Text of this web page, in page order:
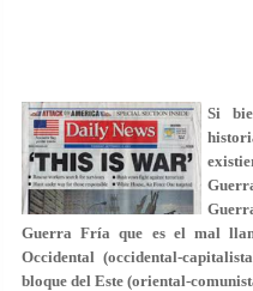
Si
Guerra Fría que es el mal
Occidental (occidental-
bloque del Este (oriental-